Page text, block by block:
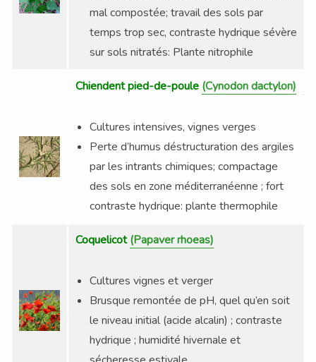
mal compostée; travail des sols par
temps trop sec, contraste hydrique sévère
sur sols nitratés: Plante nitrophile
Chiendent pied-de-poule (Cynodon dactylon)
Cultures intensives, vignes verges
Perte d’humus déstructuration des argiles
par les intrants chimiques; compactage
des sols en zone méditerranéenne ; fort
contraste hydrique: plante thermophile
Coquelicot(Papaver rhoeas)
Cultures vignes et verger
Brusque remontée de pH, quel qu’en soit
le niveau initial (acide alcalin) ; contraste
hydrique ; humidité hivernale et